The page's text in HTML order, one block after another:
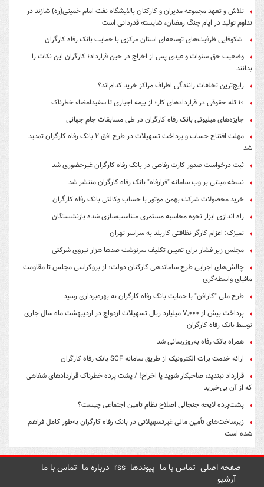
تلاش و تعهد مجموعه مدیران و کارکنان پالایشگاه نفت امام خمینی(ره) شازند در
تداوم تولید در ایام جنگ رمضان، شایسته قدردانی است
شکوفایی ظرفیت‌های توسعه‌ای استان مرکزی با حمایت بانک رفاه کارگران
وضعیت حق سنوات و عیدی پس از اخراج در حین قرارداد؛ کارگران این نکات را
بدانند
رایج‌ترین تخلفات رانندگی اطراف مراکز خرید کدام‌اند؟
۱۰ تله حقوقی در قراردادهای کار؛ از بیمه اجباری تا سفیدامضاء خطرناک
جایزه‌های میلیونی بانک رفاه کارگران در طی مسابقات جام جهانی
مهلت افتتاح حساب و پرداخت تسهیلات در طرح افق ۲ بانک رفاه کارگران تمدید
شد
ثبت درخواست صدور کارت رفاهی در بانک رفاه کارگران غیرحضوری شد
نسخه مبتنی بر وب سامانه "فرارفاه" بانک رفاه کارگران منتشر شد
خرید محصولات شرکت بهمن موتور با حساب وکالتی بانک رفاه کارگران
راه اندازی ابزار نحوه محاسبه مستمری متناسب‌سازی شده بازنشستگان
تمیزک: اعزام کارگر نظافتی کاربلد به سراسر تهران
مجلس زیر فشار برای تعیین تکلیف سرنوشت صدها هزار نیروی شرکتی
چالش‌های اجرایی طرح ساماندهی کارکنان دولت؛ از بروکراسی مجلس تا مقاومت
مافیای واسطه‌گری
طرح ملی "کارافن" با حمایت بانک رفاه کارگران به بهره‌برداری رسید
پرداخت بیش از ۷,۰۰۰ میلیارد ریال تسهیلات ازدواج در اردیبهشت ماه سال جاری
توسط بانک رفاه کارگران
همراه بانک رفاه به‌روزرسانی شد
ارائه خدمت برات الکترونیک از طریق سامانه SCF بانک رفاه کارگران
قرارداد نبندید، صاحبکار شوید یا اخراج! / پشت پرده خطرناک قراردادهای شفاهی
که از آن بی‌خبرید
پشت‌پرده لایحه جنجالی اصلاح نظام تامین اجتماعی چیست؟
زیرساخت‌های تأمین مالی غیرتسهیلاتی در بانک رفاه کارگران به‌طور کامل فراهم
شده است
صفحه اصلی تماس با ما پیوندها rss درباره ما تماس با ما
آرشیو